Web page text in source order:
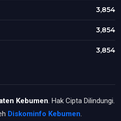
3,854
3,854
3,854
Kebumen. Hak Cipta Dilindungi.
Diskominfo Kebumen.